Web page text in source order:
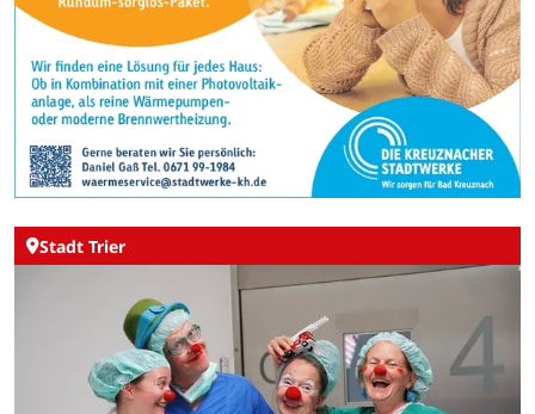
Stadt Trier